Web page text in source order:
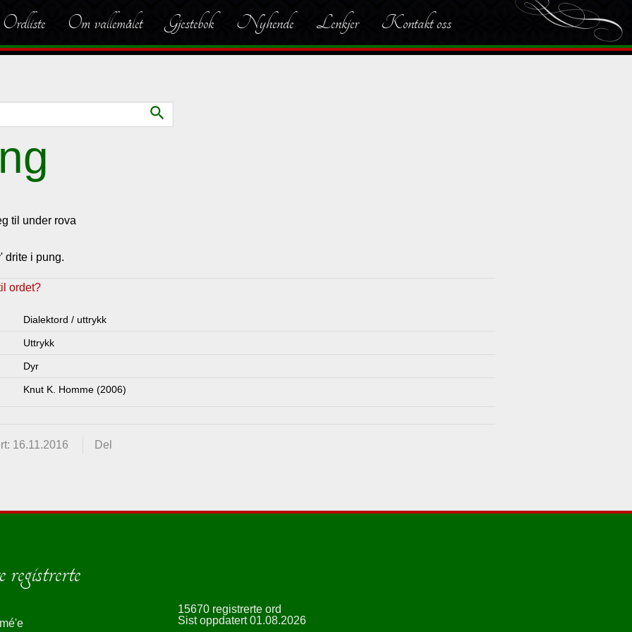
Ordliste Om vallemålet Gjestebok Nyhende Lenkjer Kontakt oss
search
til under rova
drite i pung.
ordet?
Dialektord / uttrykk
Uttrykk
Dyr
Knut K. Homme (2006)
16.11.2016 Del
registrerte
15670 registrerte ord
Sist oppdatert 01.08.2026